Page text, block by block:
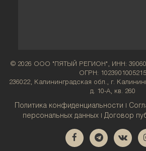
© 2026 ООО "ПЯТЫЙ РЕГИОН", ИНН:
ОГРН: 1023901005215
236022, Калининградская обл., г.
д. 10-А, кв. 260
Политика конфиденциальности
персональных данных
Договор